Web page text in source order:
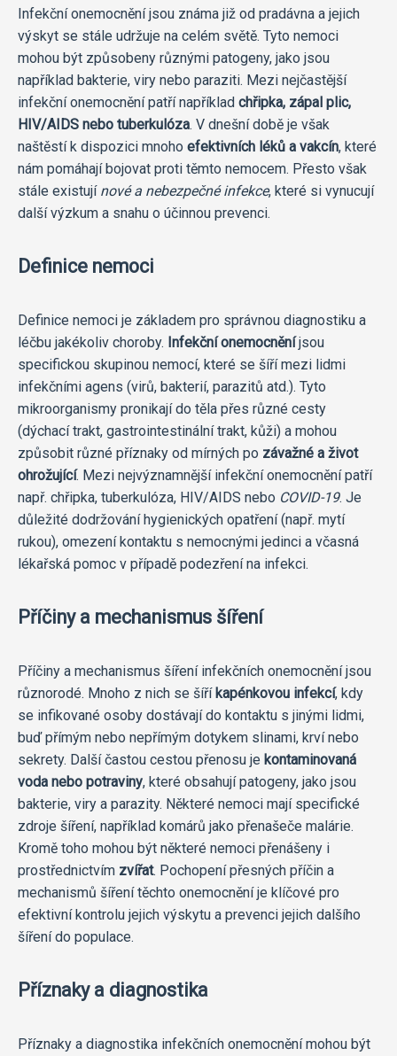
Infekční onemocnění jsou známa již od pradávna a jejich
výskyt se stále udržuje na celém světě. Tyto nemoci
mohou být způsobeny různými patogeny, jako jsou
například bakterie, viry nebo paraziti. Mezi nejčastější
infekční onemocnění patří například chřipka, zápal plic,
HIV/AIDS nebo tuberkulóza. V dnešní době je však
naštěstí k dispozici mnoho efektivních léků a vakcín, které
nám pomáhají bojovat proti těmto nemocem. Přesto však
stále existují nové a nebezpečné infekce, které si vynucují
další výzkum a snahu o účinnou prevenci.
Definice nemoci
Definice nemoci je základem pro správnou diagnostiku a
léčbu jakékoliv choroby. Infekční onemocněníjsou
specifickou skupinou nemocí, které se šíří mezi lidmi
infekčními agens (virů, bakterií, parazitů atd.). Tyto
mikroorganismy pronikají do těla přes různé cesty
(dýchací trakt, gastrointestinální trakt, kůži) a mohou
způsobit různé příznaky od mírných po závažné a život
ohrožující. Mezi nejvýznamnější infekční onemocnění patří
např. chřipka, tuberkulóza, HIV/AIDS nebo COVID-19. Je
důležité dodržování hygienických opatření (např. mytí
rukou), omezení kontaktu s nemocnými jedinci a včasná
lékařská pomoc v případě podezření na infekci.
Příčiny a mechanismus šíření
Příčiny a mechanismus šíření infekčních onemocnění jsou
různorodé. Mnoho z nich se šíří kapénkovou infekcí, kdy
se infikované osoby dostávají do kontaktu s jinými lidmi,
buď přímým nebo nepřímým dotykem slinami, krví nebo
sekrety. Další častou cestou přenosu je kontaminovaná
voda nebo potraviny, které obsahují patogeny, jako jsou
bakterie, viry a parazity. Některé nemoci mají specifické
zdroje šíření, například komárů jako přenašeče malárie.
Kromě toho mohou být některé nemoci přenášeny i
prostřednictvím zvířat. Pochopení přesných příčin a
mechanismů šíření těchto onemocnění je klíčové pro
efektivní kontrolu jejich výskytu a prevenci jejich dalšího
šíření do populace.
Příznaky a diagnostika
Příznaky a diagnostika infekčních onemocnění mohou být